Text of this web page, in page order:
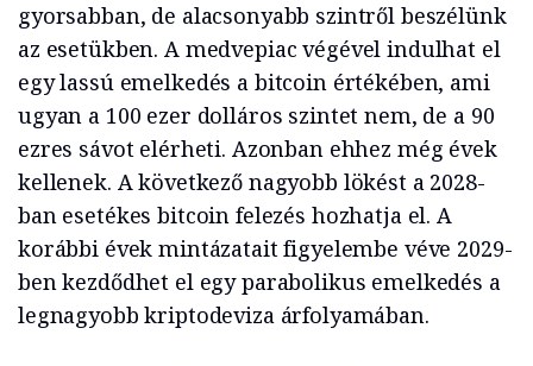
gyorsabban, de alacsonyabb szintről beszélünk
az esetükben. A medvepiac végével indulhat el
egy lassú emelkedés a bitcoin értékében, ami
ugyan a 100 ezer dolláros szintet nem, de a 90
ezres sávot elérheti. Azonban ehhez még évek
kellenek. A következő nagyobb lökést a 2028-
ban esetékes bitcoin felezés hozhatja el. A
korábbi évek mintázatait figyelembe véve 2029-
ben kezdődhet el egy parabolikus emelkedés a
legnagyobb kriptodeviza árfolyamában.